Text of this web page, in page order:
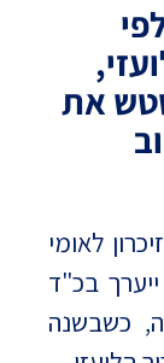
את
לאומי
בכ"ד
כשבשנה